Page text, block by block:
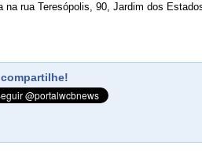
na rua Teresópolis, 90, Jardim dos